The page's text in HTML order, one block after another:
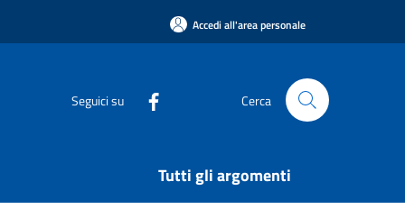
Accedi all'area personale
Seguici su Cerca
Tutti gli argomenti